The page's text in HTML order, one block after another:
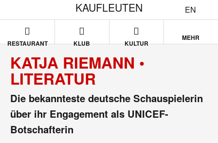
EN
KAUFLEUTEN
RESTAURANT KLUB KULTUR
MEHR
KATJA RIEMANN •
LITERATUR
Die bekannteste deutsche Schauspielerin
über ihr Engagement als UNICEF-
Botschafterin